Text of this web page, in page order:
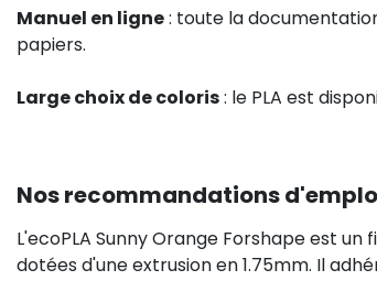
Manuel en ligne: toute la
papiers.
Large choix de coloris: le PLA est
Nos recommandations
L'ecoPLA Sunny Orange Forshape est un
dotées d'une extrusion en 1.75mm. Il